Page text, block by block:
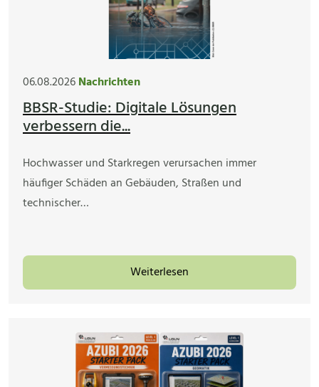
06.08.2026Nachrichten
BBSR-Studie: Digitale Lösungen
verbessern die...
Hochwasser und Starkregen verursachen immer
häufiger Schäden an Gebäuden, Straßen und
technischer…
Weiterlesen